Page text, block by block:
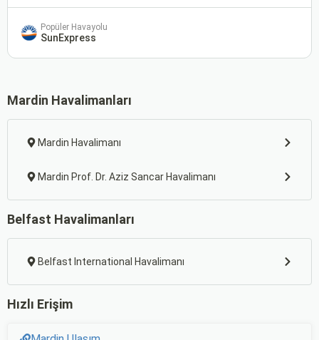
Popüler Havayolu
SunExpress
Mardin Havalimanları
Mardin Havalimanı
Mardin Prof. Dr. Aziz Sancar Havalimanı
Belfast Havalimanları
Belfast International Havalimanı
Hızlı Erişim